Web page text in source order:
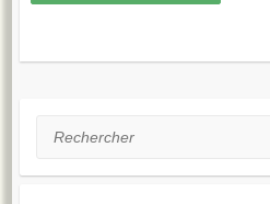
Rechercher